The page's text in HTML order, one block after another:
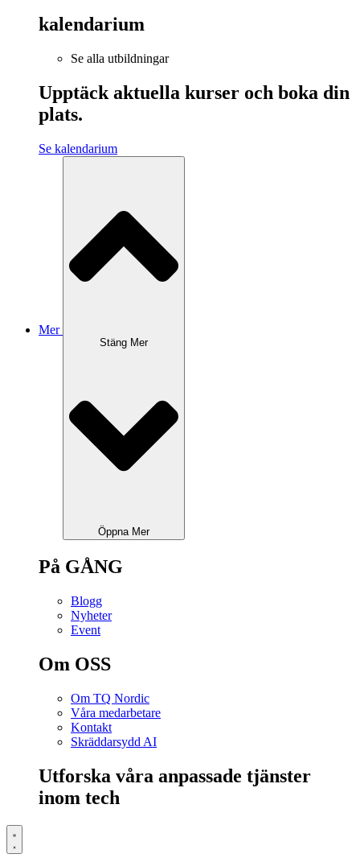
kalendarium
Se alla utbildningar
Upptäck aktuella kurser och boka din
plats.
Se kalendarium
Mer
Stäng Mer
Öppna Mer
På GÅNG
Blogg
Nyheter
Event
Om OSS
Om TQ Nordic
Våra medarbetare
Kontakt
Skräddarsydd AI
Utforska våra anpassade tjänster
inom tech